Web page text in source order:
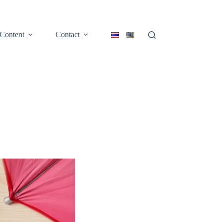
Content Contact